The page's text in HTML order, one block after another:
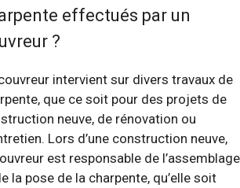
effectués par un
?
intervient sur divers travaux de
que ce soit pour des projets de
neuve, de rénovation ou
Lors d’une construction neuve,
est responsable de l’assemblage
la pose de la charpente, qu’elle soit